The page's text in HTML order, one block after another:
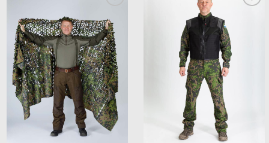
wishlist